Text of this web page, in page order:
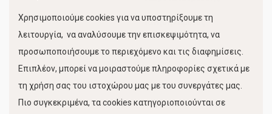
Κίνηση Λιμένος
Χρησιμοποιούμε cookies για να υποστηρίξουμε τη
λειτουργία, να αναλύσουμε την επισκεψιμότητα, να
προσωποποιήσουμε το περιεχόμενο και τις διαφημίσεις.
Επιπλέον, μπορεί να μοιραστούμε πληροφορίες σχετικά με
τη χρήση σας του ιστοχώρου μας με του συνεργάτες μας.
Πιο συγκεκριμένα, τα cookies κατηγοριοποιούνται σε